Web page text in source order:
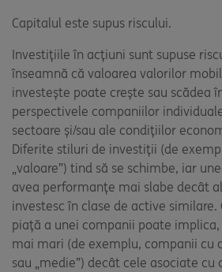
Capitalul este supus riscului.
Investițiile în acțiuni sunt supuse
înseamnă că valoarea valorilor
investește poate crește sau scădea
perspectivele companiilor
sectoare și/sau ale condițiilor
Diferite stiluri de investiții (de
„valoare”) tind să se schimbe, iar
avea performanțe mai slabe decât
investesc în clase de active similare.
piață a unei companii poate
mai mari (de exemplu, companii cu
sau „medie”) decât cele asociate